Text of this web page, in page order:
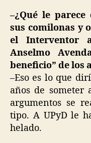
–¿Qué le
sus comilonas y
el Interventor
Anselmo
beneficio” de los
–Eso es lo que
años de someter
argumentos se
tipo. A UPyD le
helado.